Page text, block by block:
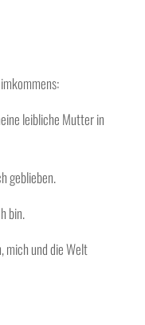
leibliche Mutter in
geblieben.
bin.
mich und die Welt